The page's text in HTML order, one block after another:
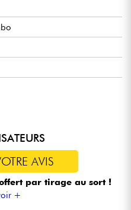
(41.3 mm)High Output
Tone 3 positions
(cordes traversantes)
Snow White & Ferrari Red
9.46
AVIS
par tirage au sort !
+